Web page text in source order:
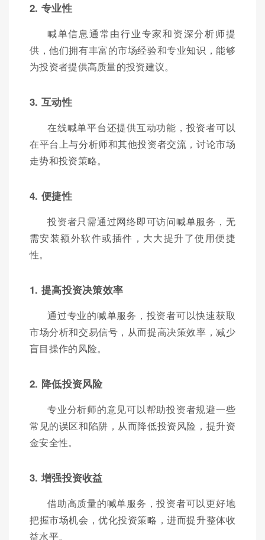
2. 专业性
喊单信息通常由行业专家和资深分析师提
供，他们拥有丰富的市场经验和专业知识，能够
为投资者提供高质量的投资建议。
3. 互动性
在线喊单平台还提供互动功能，投资者可以
在平台上与分析师和其他投资者交流，讨论市场
走势和投资策略。
4. 便捷性
投资者只需通过网络即可访问喊单服务，无
需安装额外软件或插件，大大提升了使用便捷
性。
1. 提高投资决策效率
通过专业的喊单服务，投资者可以快速获取
市场分析和交易信号，从而提高决策效率，减少
盲目操作的风险。
2. 降低投资风险
专业分析师的意见可以帮助投资者规避一些
常见的误区和陷阱，从而降低投资风险，提升资
金安全性。
3. 增强投资收益
借助高质量的喊单服务，投资者可以更好地
把握市场机会，优化投资策略，进而提升整体收
益水平。